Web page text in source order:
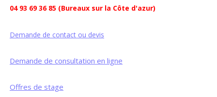
04 93 69 36 85 (Bureaux sur la Côte d'azur)
Demande de contact ou devis
Demande de consultation en ligne
Offres de stage